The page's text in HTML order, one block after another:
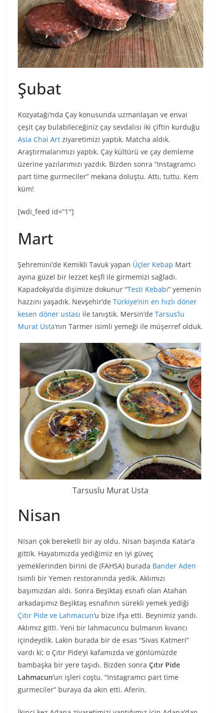
Şubat
Kozyatağı’nda Çay konusunda uzmanlaşan ve envai
çeşit çay bulabileceğiniz çay sevdalısı iki çiftin kurduğu
Asia Chai Art ziyaretimizi yaptık. Matcha aldık.
Araştırmalarımızı yaptık. Çay kültürü ve çay demleme
üzerine yazılarımızı yazdık. Bizden sonra “Instagramcı
part time gurmeciler” mekana doluştu. Attı, tuttu. Kem
küm!
[wdi_feed id=”1″]
Mart
Şehremini’de Kemikli Tavuk yapan Üçler Kebap Mart
ayına güzel bir lezzet keşfi ile girmemizi sağladı.
Kapadokya’da dişimize dokunur “Testi Kebabı” yemenin
hazzını yaşadık. Nevşehir’de Türkiye’nin en hızlı döner
kesen döner ustası ile tanıştık. Mersin’de Tarsus’lu
Murat Usta‘nın Tarmer isimli yemeği ile müşerref olduk.
Tarsuslu Murat Usta
Nisan
Nisan çok bereketli bir ay oldu. Nisan başında Katar’a
gittik. Hayatımızda yediğimiz en iyi güveç
yemeklerinden birini de (FAHSA) burada Bander Aden
isimli bir Yemen restoranında yedik. Aklımızı
başımızdan aldı. Sonra Beşiktaş esnafı olan Atahan
arkadaşımız Beşiktaş esnafının sürekli yemek yediği
Çıtır Pide ve Lahmacun‘u bize ifşa etti. Beynimiz yandı.
Aklımız gitti. Yeni bir lahmacuncu bulmanın kıvancı
içindeydik. Lakin burada bir de esas “Sivas Katmeri”
vardı ki; o Çıtır Pide’yi kafamızda ve gönlümüzde
bambaşka bir yere taşıdı. Bizden sonra Çıtır Pide
Lahmacun‘un işleri coştu. “Instagramcı part time
gurmeciler” buraya da akın etti. Aferin.